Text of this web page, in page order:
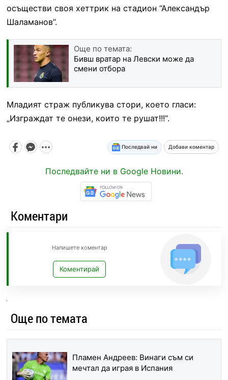
осъществи своя хеттрик на стадион “Александър
Шаламанов”.
Още по темата:
Бивш вратар на Левски може да
смени отбора
Младият страж публикува стори, което гласи:
„Изграждат те онези, които те рушат!!!“.
Последвай ни Добави коментар
Последвайте ни в Google Новини.
Коментари
Напишете коментар
Коментирай
Още по темата
Пламен Андреев: Винаги съм си
мечтал да играя в Испания